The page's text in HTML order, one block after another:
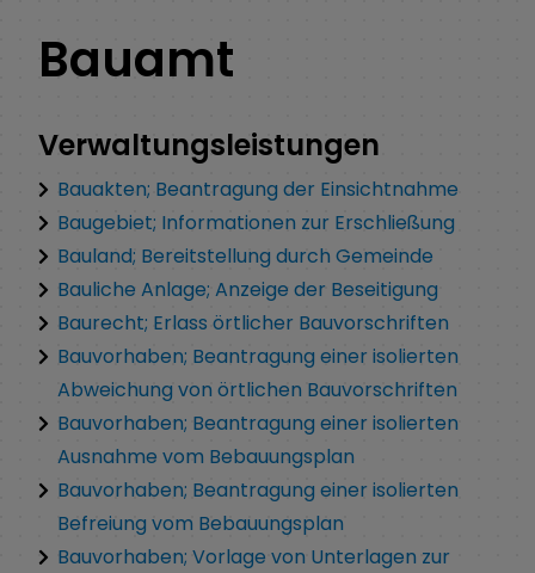
Bauamt
Verwaltungsleistungen
Bauakten; Beantragung der Einsichtnahme
Baugebiet; Informationen zur Erschließung
Bauland; Bereitstellung durch Gemeinde
Bauliche Anlage; Anzeige der Beseitigung
Baurecht; Erlass örtlicher Bauvorschriften
Bauvorhaben; Beantragung einer isolierten
Abweichung von örtlichen Bauvorschriften
Bauvorhaben; Beantragung einer isolierten
Ausnahme vom Bebauungsplan
Bauvorhaben; Beantragung einer isolierten
Befreiung vom Bebauungsplan
Bauvorhaben; Vorlage von Unterlagen zur